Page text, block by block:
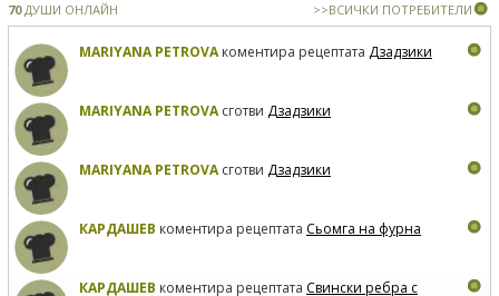
70ДУШИ ОНЛАЙН >>ВСИЧКИ ПОТРЕБИТЕЛИ
MARIYANA PETROVAкоментира рецептата Дзадзики
MARIYANA PETROVAсготви Дзадзики
MARIYANA PETROVAсготви Дзадзики
КАРДАШЕВ коментира рецептата Сьомга на фурна
КАРДАШЕВ коментира рецептата Свински ребра с